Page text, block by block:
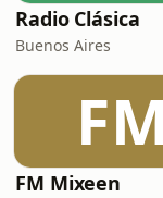
Radio Clásica
Buenos Aires
FM
FM Mixeen